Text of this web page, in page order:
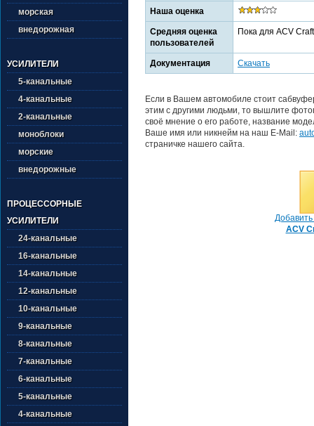
морская
внедорожная
УСИЛИТЕЛИ
5-канальные
4-канальные
2-канальные
моноблоки
морские
внедорожные
ПРОЦЕССОРНЫЕ
УСИЛИТЕЛИ
24-канальные
16-канальные
14-канальные
12-канальные
10-канальные
9-канальные
8-канальные
7-канальные
6-канальные
5-канальные
4-канальные
Наша оценка
Средняя оценка
пользователей
Пока для ACV
Документация Скачать
Если в Вашем автомобиле стоит
этим с другими людьми, то вышлите
своё мнение о его работе, название
Ваше имя или никнейм на наш E-Mail:
страничке нашего сайта.
ACV